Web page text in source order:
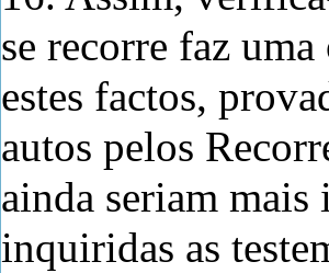
se recorre faz
estes factos,
autos pelos
ainda seriam mais
inquiridas as